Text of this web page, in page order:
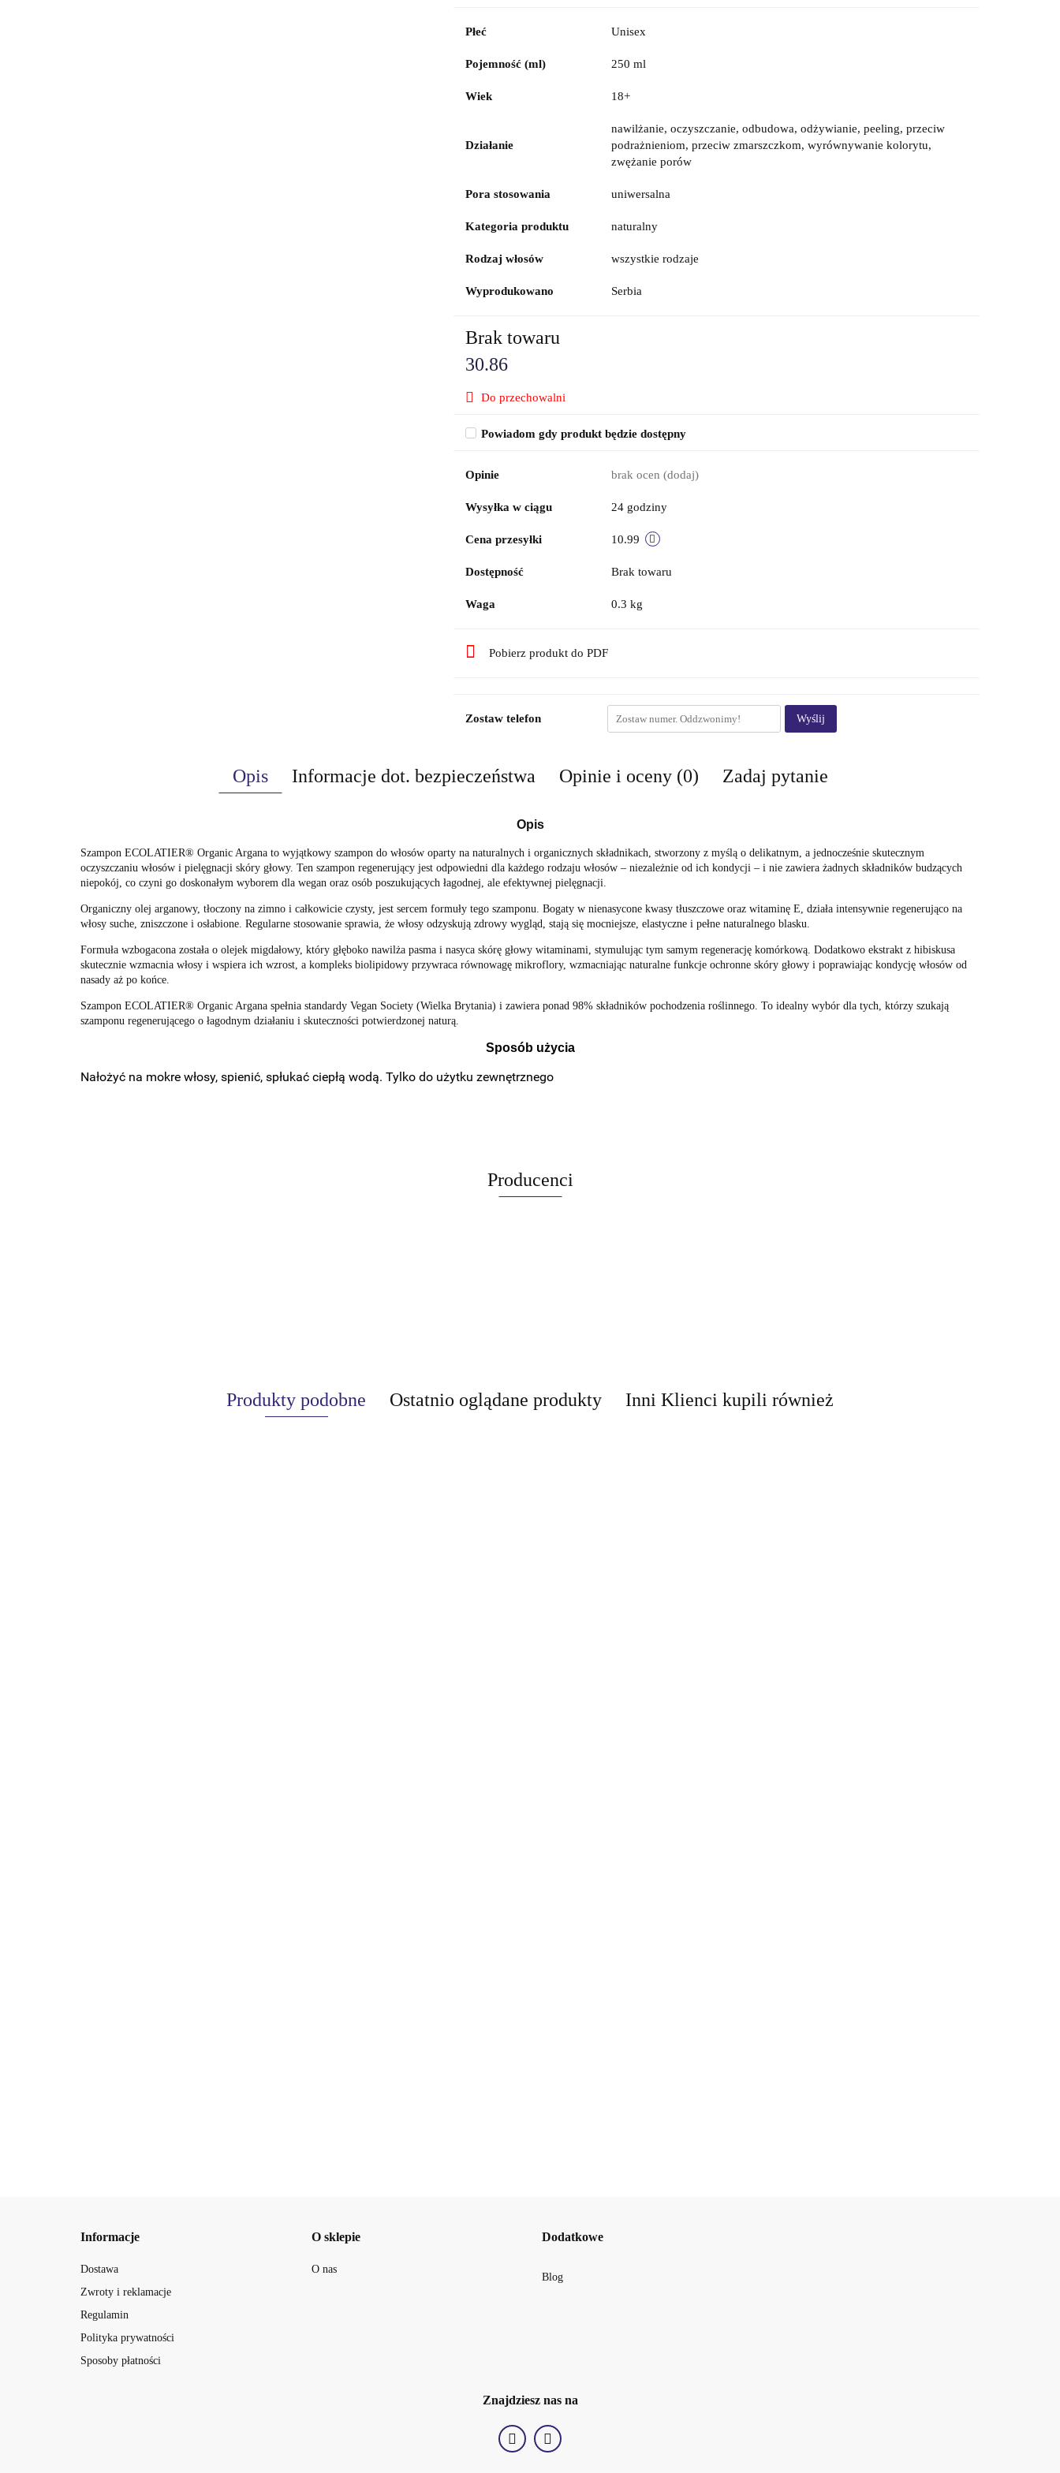
Płeć Unisex
Pojemność (ml) 250 ml
Wiek 18+
Działanie
nawilżanie, oczyszczanie, odbudowa, odżywianie, peeling, przeciw
podrażnieniom, przeciw zmarszczkom, wyrównywanie kolorytu,
zwężanie porów
Pora stosowania uniwersalna
Kategoria produktu naturalny
Rodzaj włosów wszystkie rodzaje
Wyprodukowano Serbia
Brak towaru
30.86
Do przechowalni
Powiadom gdy produkt będzie dostępny
Opinie brak ocen (dodaj)
Wysyłka w ciągu 24 godziny
Cena przesyłki 10.99
Dostępność Brak towaru
Waga 0.3 kg
Pobierz produkt do PDF
Zostaw telefon Wyślij
Opis Informacje dot. bezpieczeństwa Opinie i oceny (0) Zadaj pytanie
Opis
Szampon ECOLATIER® Organic Argana to wyjątkowy szampon do włosów oparty na naturalnych i organicznych składnikach, stworzony z myślą o delikatnym, a jednocześnie skutecznym
oczyszczaniu włosów i pielęgnacji skóry głowy. Ten szampon regenerujący jest odpowiedni dla każdego rodzaju włosów – niezależnie od ich kondycji – i nie zawiera żadnych składników budzących
niepokój, co czyni go doskonałym wyborem dla wegan oraz osób poszukujących łagodnej, ale efektywnej pielęgnacji.
Organiczny olej arganowy, tłoczony na zimno i całkowicie czysty, jest sercem formuły tego szamponu. Bogaty w nienasycone kwasy tłuszczowe oraz witaminę E, działa intensywnie regenerująco na
włosy suche, zniszczone i osłabione. Regularne stosowanie sprawia, że włosy odzyskują zdrowy wygląd, stają się mocniejsze, elastyczne i pełne naturalnego blasku.
Formuła wzbogacona została o olejek migdałowy, który głęboko nawilża pasma i nasyca skórę głowy witaminami, stymulując tym samym regenerację komórkową. Dodatkowo ekstrakt z hibiskusa
skutecznie wzmacnia włosy i wspiera ich wzrost, a kompleks biolipidowy przywraca równowagę mikroflory, wzmacniając naturalne funkcje ochronne skóry głowy i poprawiając kondycję włosów od
nasady aż po końce.
Szampon ECOLATIER® Organic Argana spełnia standardy Vegan Society (Wielka Brytania) i zawiera ponad 98% składników pochodzenia roślinnego. To idealny wybór dla tych, którzy szukają
szamponu regenerującego o łagodnym działaniu i skuteczności potwierdzonej naturą.
Sposób użycia
Nałożyć na mokre włosy, spienić, spłukać ciepłą wodą. Tylko do użytku zewnętrznego
Producenci
Produkty podobne Ostatnio oglądane produkty Inni Klienci kupili również
Informacje
Dostawa
Zwroty i reklamacje
Regulamin
Polityka prywatności
Sposoby płatności
O sklepie
O nas
Dodatkowe
Blog
Znajdziesz nas na